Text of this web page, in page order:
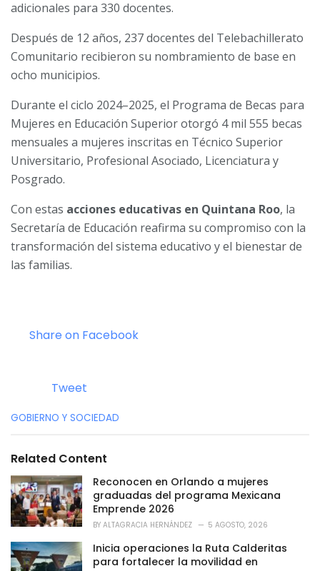
adicionales para 330 docentes.
Después de 12 años, 237 docentes del Telebachillerato
Comunitario recibieron su nombramiento de base en
ocho municipios.
Durante el ciclo 2024–2025, el Programa de Becas para
Mujeres en Educación Superior otorgó 4 mil 555 becas
mensuales a mujeres inscritas en Técnico Superior
Universitario, Profesional Asociado, Licenciatura y
Posgrado.
Con estas acciones educativas en Quintana Roo, la
Secretaría de Educación reafirma su compromiso con la
transformación del sistema educativo y el bienestar de
las familias.
Share on Facebook
Tweet
C
e
o
r
i
e
:
GOBIERNO Y SOCIEDAD
Related Content
Reconocen en Orlando a mujeres
graduadas del programa Mexicana
Emprende 2026
BY ALTAGRACIA HERNÁNDEZ 5 AGOSTO, 2026
Inicia operaciones la Ruta Calderitas
para fortalecer la movilidad en